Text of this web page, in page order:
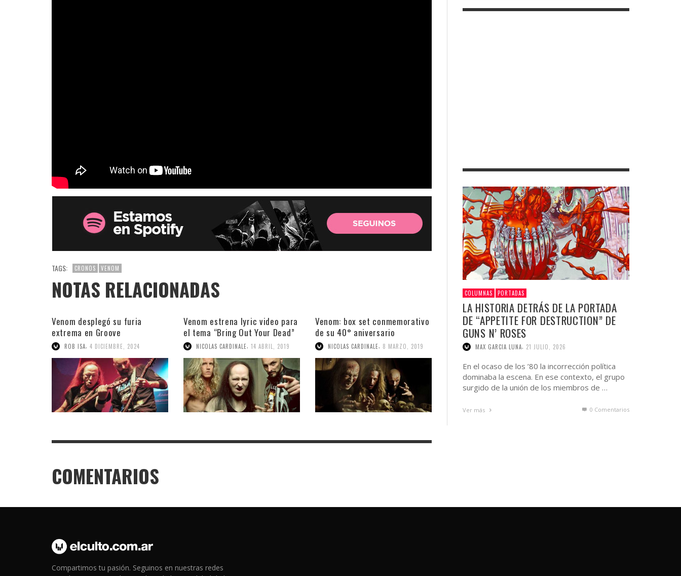
TAGS: CRONOS VENOM
NOTAS RELACIONADAS
Venom desplegó su furia
extrema en Groove
ROB ISA 4 DICIEMBRE, 2024
Venom estrena lyric video para
el tema “Bring Out Your Dead”
NICOLAS CARDINALE 14 ABRIL, 2019
Venom: box set conmemorativo
de su 40° aniversario
NICOLAS CARDINALE 8 MARZO, 2019
COMENTARIOS
COLUMNAS PORTADAS
LA HISTORIA DETRÁS DE LA PORTADA
DE “APPETITE FOR DESTRUCTION” DE
GUNS N’ ROSES
MAX GARCIA LUNA, 21 JULIO, 2026
En el ocaso de los ’80 la incorrección política
dominaba la escena. En ese contexto, el grupo
surgido de la unión de los miembros de …
Ver más 0 Comentarios
Compartimos tu pasión. Seguinos en nuestras redes